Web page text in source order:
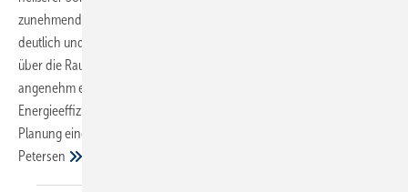
zunehmend an Bedeutung: Eine Kühlung erhöht den Wohnkomfort
deutlich und steigert so auch den Immobilienwert. Die „stille Kühlung“
über die Raumflächen wird von den Bewohnern als besonders
angenehm empfunden. Sie punktet zudem mit einer hohen
Energieeffizienz. Unser Autor erläutert wichtige Aspekte, die bei der
Planung eines Flächenkühlsystems zu beachten sind. → Sven
Petersen